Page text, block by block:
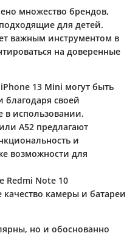
множество брендов,
для детей.
важным инструментом в
на доверенные
13 Mini могут быть
своей
в использовании.
A52 предлагают
и
возможности для
Redmi Note 10
камеры и батареи
но и обоснованно